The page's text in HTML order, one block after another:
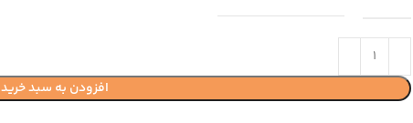
افزودن به سبد خرید